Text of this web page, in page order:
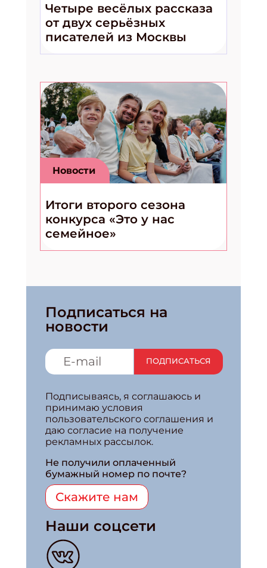
Четыре весёлых рассказа
от двух серьёзных
писателей из Москвы
Новости
Итоги второго сезона
конкурса «Это у нас
семейное»
Подписаться на
новости
ПОДПИСАТЬСЯ
Подписываясь, я соглашаюсь и
принимаю условия
пользовательского соглашения и
даю согласие на получение
рекламных рассылок.
Не получили оплаченный
бумажный номер по почте?
Скажите нам
Наши соцсети